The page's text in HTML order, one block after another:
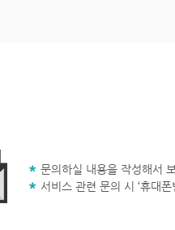
문의하실 내용을 작성해서
서비스 관련 문의 시 ‘휴대